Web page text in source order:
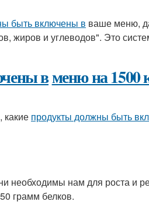
быть включены в ваше меню,
жиров и углеводов". Это
вменю на 1500
какие продукты должны быть
необходимы нам для роста и
грамм белков.